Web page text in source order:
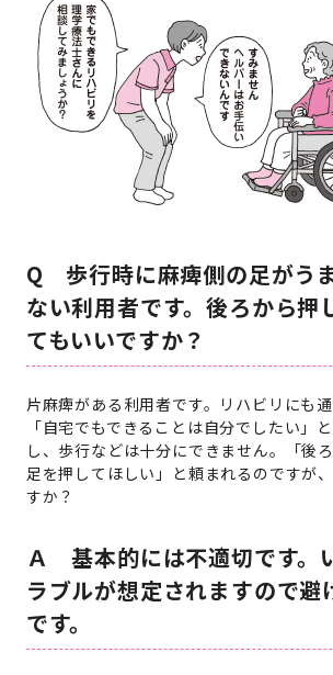
Q 歩行時に麻痺側の足がう
ない利用者です。後ろから押
てもいいですか？
片麻痺がある利用者です。リハビリにも通
「自宅でもできることは自分でしたい」
し、歩行などは十分にできません。「後
足を押してほしい」と頼まれるのですが
すか？
Ａ 基本的には不適切です。
ラブルが想定されますので避
です。